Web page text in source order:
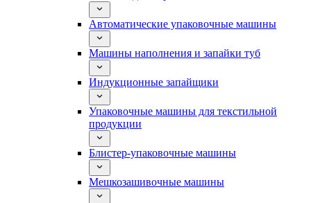
Автоматические упаковочные машины
Машины наполнения и запайки туб
Индукционные запайщики
Упаковочные машины для текстильной
продукции
Блистер-упаковочные машины
Мешкозашивочные машины